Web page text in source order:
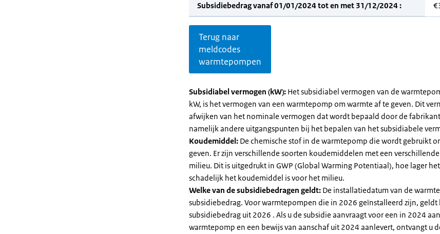
Subsidiebedrag vanaf 01/01/2024 tot en met 31/12/2024 :
Terug naar
meldcodes
warmtepompen
Subsidiabel vermogen (kW): Het subsidiabel vermogen van de
kW, is het vermogen van een warmtepomp om warmte af te geven. Dit
afwijken van het nominale vermogen dat wordt bepaald door de
namelijk andere uitgangspunten bij het bepalen van het subsidiabele
Koudemiddel: De chemische stof in de warmtepomp die wordt gebruikt
geven. Er zijn verschillende soorten koudemiddelen met een
milieu. Dit is uitgedrukt in GWP (Global Warming Potentiaal), hoe lager
schadelijk het koudemiddel is voor het milieu.
Welke van de subsidiebedragen geldt: De installatiedatum van de
subsidiebedrag. Voor warmtepompen die in 2026 geïnstalleerd zijn, geldt
subsidiebedrag uit 2026 . Als u de subsidie aanvraagt voor een in 2024
warmtepomp en een bewijs van aanschaf uit 2024 aanlevert, ontvangt u